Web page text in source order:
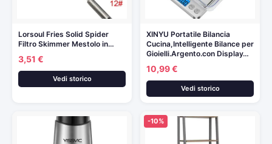
Lorsoul Fries Solid Spider
Filtro Skimmer Mestolo in…
3,51 €
Vedi storico
XINYU Portatile Bilancia
Cucina,Intelligente Bilance per
Gioielli.Argento.con Display…
10,99 €
Vedi storico
-10%